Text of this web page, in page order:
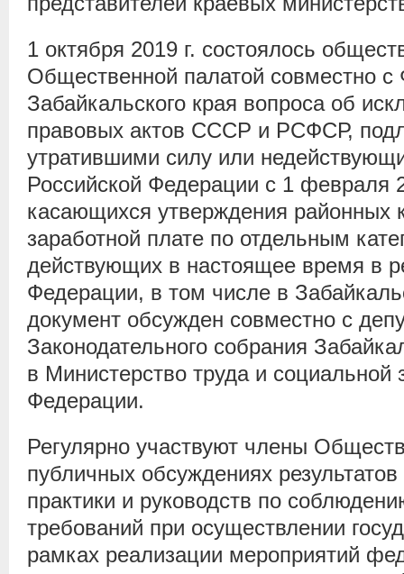
1 октября 2019 г. состоялось
Общественной палатой совместно
Забайкальского края вопроса об
правовых актов СССР и РСФСР,
утратившими силу или
Российской Федерации с 1 февраля
касающихся утверждения районных
заработной плате по отдельным
действующих в настоящее время в
Федерации, в том числе в
документ обсужден совместно с
Законодательного собрания
в Министерство труда и социальной
Федерации.
Регулярно участвуют члены
публичных обсуждениях
практики и руководств по
требований при осуществлении
рамках реализации мероприятий